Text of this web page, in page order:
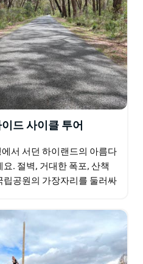
드 사이클 투어
서 서던 하이랜드의 아름다
. 절벽, 거대한 폭포, 산책
립공원의 가장자리를 둘러싸